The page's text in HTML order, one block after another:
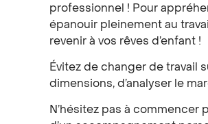
professionnel ! Pour
épanouir pleinement au
revenir à vos rêves d’enfant !
Évitez de changer de travail
dimensions, d’analyser le
N’hésitez pas à commencer